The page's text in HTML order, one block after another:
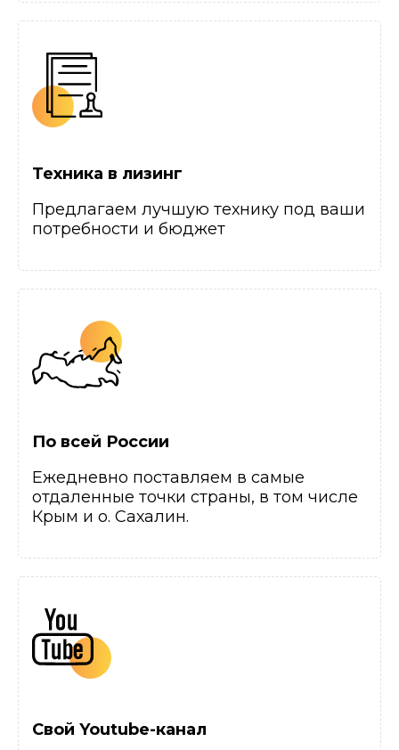
Техника в лизинг
Предлагаем лучшую технику под ваши
потребности и бюджет
По всей России
Ежедневно поставляем в самые
отдаленные точки страны, в том числе
Крым и о. Сахалин.
Свой Youtube-канал